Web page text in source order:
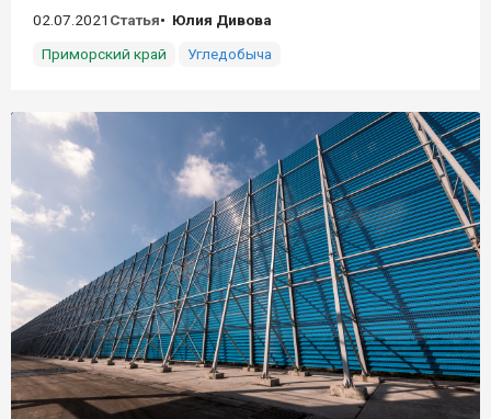
02.07.2021 Статья
Юлия Дивова
Приморский край
Угледобыча